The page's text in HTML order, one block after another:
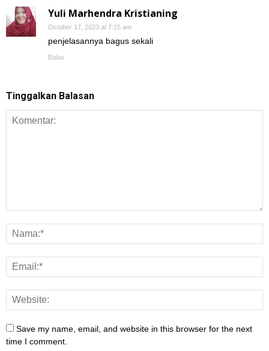
Yuli Marhendra Kristianing
October 17, 2023 at 7:15 am
penjelasannya bagus sekali
Balas
Tinggalkan Balasan
Save my name, email, and website in this browser for the next
time I comment.